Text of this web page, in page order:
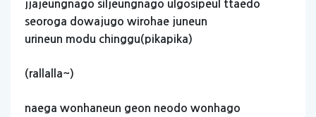
jjajeungnago siljeungnago ulgosipeul
ttaedo
seoroga dowajugo wirohae juneun
urineun modu chinggu(pikapika)
(rallalla~)
naega wonhaneun geon neodo wonhago